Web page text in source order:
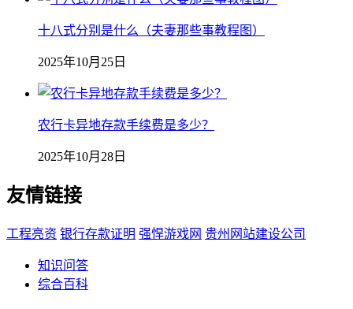
十八式分别是什么（夫妻那些事教程图）
2025年10月25日
农行卡异地存款手续费是多少？
2025年10月28日
友情链接
工程亮资 银行存款证明 强悍游戏网 贵州网站建设公司
知识问答
综合百科